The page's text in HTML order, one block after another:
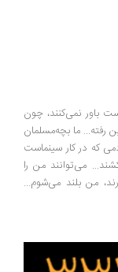
نمی‌کنند، چون
بچه‌مسلمان
کار سینماست
من را
بلند می‌شوم...